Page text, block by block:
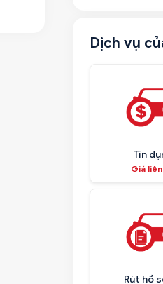
Dịch vụ
Tín
Giá
Rút hồ